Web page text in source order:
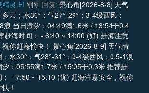
精灵.EI 刚刚 回复: 景心角[2026-8-8] 天气
云；水30°；气27°-29°；3-4级西风；
浪 当日潮汐：04:49满1.6米 / 13:54干0.4
赶海时间： - 6:40 ~ 14:00 (好) 赶海注意
愉快！ 景心角[2026-8-9] 天气情
；水30°；气28°-31°；3-4级西风；0.5-1浪
汐：05:55满1.7米 / 15:05干0.3米 推荐赶
： - 7:50 ~ 15:10 (优) 赶海注意安全，祝你
！